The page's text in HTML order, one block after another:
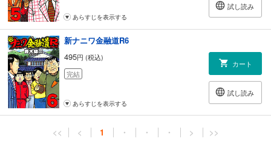
試し読み
あらすじを表示する
新ナニワ金融道R6
495円 (税込)
完結
カート
試し読み
あらすじを表示する
<< < 1 ・ ・ ・ > >>